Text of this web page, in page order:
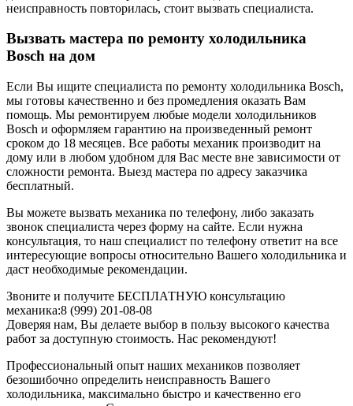
неисправность повторилась, стоит вызвать специалиста.
Вызвать мастера по ремонту холодильника
Bosch на дом
Если Вы ищите специалиста по ремонту холодильника Bosch,
мы готовы качественно и без промедления оказать Вам
помощь. Мы ремонтируем любые модели холодильников
Bosch и оформляем гарантию на произведенный ремонт
сроком до 18 месяцев. Все работы механик производит на
дому или в любом удобном для Вас месте вне зависимости от
сложности ремонта. Выезд мастера по адресу заказчика
бесплатный.
Вы можете вызвать механика по телефону, либо заказать
звонок специалиста через форму на сайте. Если нужна
консультация, то наш специалист по телефону ответит на все
интересующие вопросы относительно Вашего холодильника и
даст необходимые рекомендации.
Звоните и получите БЕСПЛАТНУЮ консультацию
механика:8 (999) 201-08-08
Доверяя нам, Вы делаете выбор в пользу высокого качества
работ за доступную стоимость. Нас рекомендуют!
Профессиональный опыт наших механиков позволяет
безошибочно определить неисправность Вашего
холодильника, максимально быстро и качественно его